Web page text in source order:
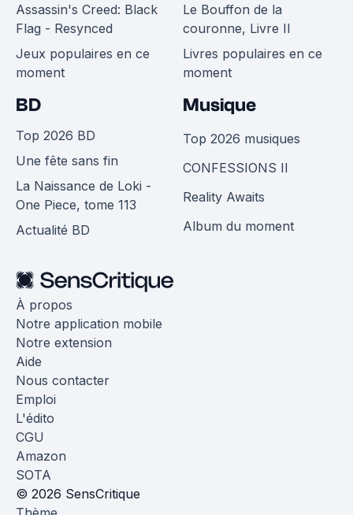
Assassin's Creed: Black
Flag - Resynced
Jeux populaires en ce
moment
Le Bouffon de la
couronne, Livre II
Livres populaires en ce
moment
BD
Top 2026 BD
Une fête sans fin
La Naissance de Loki -
One Piece, tome 113
Actualité BD
Musique
Top 2026 musiques
CONFESSIONS II
Reality Awaits
Album du moment
À propos
Notre application mobile
Notre extension
Aide
Nous contacter
Emploi
L'édito
CGU
Amazon
SOTA
© 2026 SensCritique